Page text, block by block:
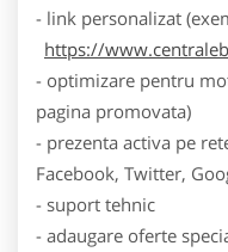
- link personalizat
https://
- optimizare pentru
pagina promovata)
- prezenta activa pe
Facebook, Twitter,
- suport tehnic
- adaugare oferte